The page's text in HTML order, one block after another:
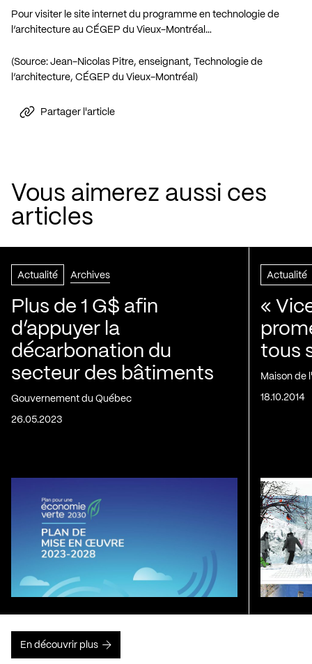
Pour visiter le site internet du programme en technologie de
l’architecture au CÉGEP du Vieux-Montréal…
(Source: Jean-Nicolas Pitre, enseignant, Technologie de
l’architecture, CÉGEP du Vieux-Montréal)
Partager l'article
Vous aimerez aussi ces
articles
Actualité Archives
Plus de 1 G$ afin
d’appuyer la
décarbonation du
secteur des bâtiments
Gouvernement du Québec
26.05.2023
Actualité
«
tous
Maison de
18.10.2014
En découvrir plus